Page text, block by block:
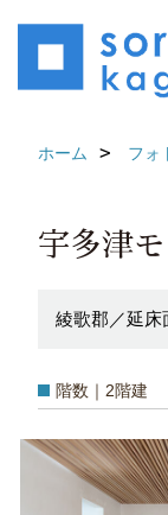
ホーム フォ
宇多津
綾歌郡／延床
階数｜2階建